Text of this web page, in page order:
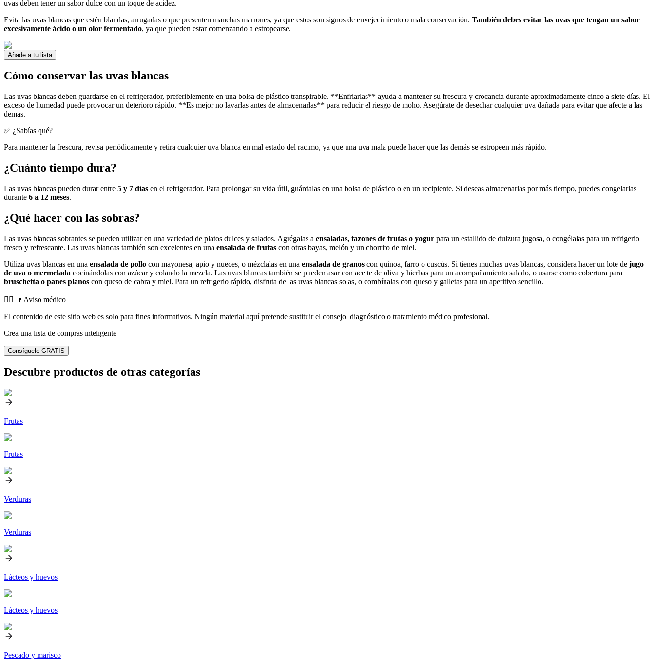
uvas deben tener un sabor dulce con un toque de acidez.
Evita las uvas blancas que estén blandas, arrugadas o que presenten manchas marrones, ya que estos son signos de envejecimiento o mala conservación. También debes evitar las uvas que tengan un sabor
excesivamente ácido o un olor fermentado, ya que pueden estar comenzando a estropearse.
Añade a tu lista
Cómo conservar las uvas blancas
Las uvas blancas deben guardarse en el refrigerador, preferiblemente en una bolsa de plástico transpirable. **Enfriarlas** ayuda a mantener su frescura y crocancia durante aproximadamente cinco a siete días. El
exceso de humedad puede provocar un deterioro rápido. **Es mejor no lavarlas antes de almacenarlas** para reducir el riesgo de moho. Asegúrate de desechar cualquier uva dañada para evitar que afecte a las
demás.
✅ ¿Sabías qué?
Para mantener la frescura, revisa periódicamente y retira cualquier uva blanca en mal estado del racimo, ya que una uva mala puede hacer que las demás se estropeen más rápido.
¿Cuánto tiempo dura?
Las uvas blancas pueden durar entre 5 y 7 días en el refrigerador. Para prolongar su vida útil, guárdalas en una bolsa de plástico o en un recipiente. Si deseas almacenarlas por más tiempo, puedes congelarlas
durante 6 a 12 meses.
¿Qué hacer con las sobras?
Las uvas blancas sobrantes se pueden utilizar en una variedad de platos dulces y salados. Agrégalas a ensaladas, tazones de frutas o yogur para un estallido de dulzura jugosa, o congélalas para un refrigerio
fresco y refrescante. Las uvas blancas también son excelentes en una ensalada de frutas con otras bayas, melón y un chorrito de miel.
Utiliza uvas blancas en una ensalada de pollo con mayonesa, apio y nueces, o mézclalas en una ensalada de granos con quinoa, farro o cuscús. Si tienes muchas uvas blancas, considera hacer un lote de jugo
de uva o mermelada cocinándolas con azúcar y colando la mezcla. Las uvas blancas también se pueden asar con aceite de oliva y hierbas para un acompañamiento salado, o usarse como cobertura para
bruschetta o panes planos con queso de cabra y miel. Para un refrigerio rápido, disfruta de las uvas blancas solas, o combínalas con queso y galletas para un aperitivo sencillo.
👨‍⚕️️ 👨Aviso médico
El contenido de este sitio web es solo para fines informativos. Ningún material aquí pretende sustituir el consejo, diagnóstico o tratamiento médico profesional.
Crea una lista de compras inteligente
Consíguelo GRATIS
Descubre productos de otras categorías
Frutas
Frutas
Verduras
Verduras
Lácteos y huevos
Lácteos y huevos
Pescado y marisco